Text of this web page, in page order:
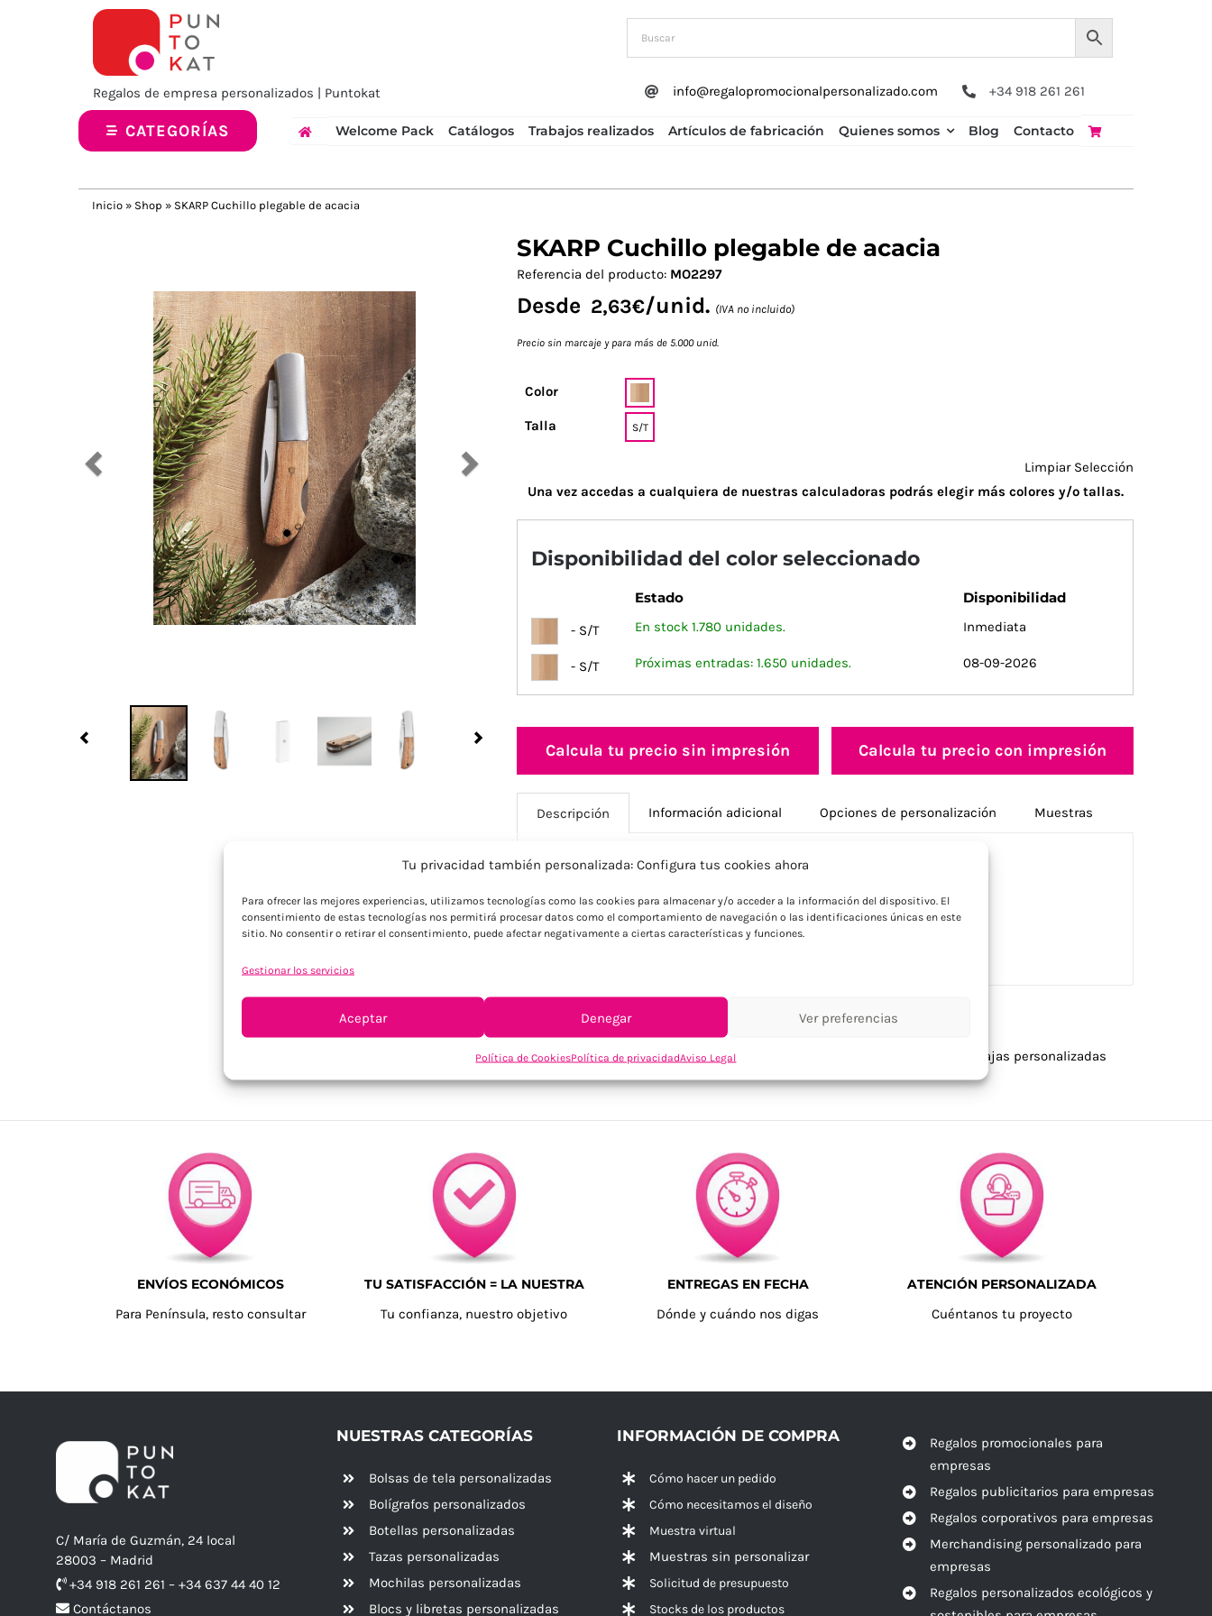
Tu privacidad también personalizada: Configura tus cookies ahora
Para ofrecer las mejores experiencias, utilizamos tecnologías como las cookies para almacenar y/o acceder a la información del dispositivo. El
consentimiento de estas tecnologías nos permitirá procesar datos como el comportamiento de navegación o las identificaciones únicas en este
sitio. No consentir o retirar el consentimiento, puede afectar negativamente a ciertas características y funciones.
Gestionar los servicios
Aceptar Denegar Ver preferencias
Política de CookiesPolítica de privacidadAviso Legal
Regalos de empresa personalizados | Puntokat info@regalopromocionalpersonalizado.com +34 918 261 261
CATEGORÍAS Welcome Pack Catálogos Trabajos realizados Artículos de fabricación Quienes somos Blog Contacto
Inicio » Shop » SKARP Cuchillo plegable de acacia
Previous
SKARP Cuchillo plegable de acacia
Referencia del producto: MO2297
Desde 2,63€/unid. (IVA no incluido)
Precio sin marcaje y para más de 5.000 unid.
Color
Talla S/T
Limpiar Selección
Una vez accedas a cualquiera de nuestras calculadoras podrás elegir más colores y/o tallas.
Disponibilidad del color seleccionado
Estado Disponibilidad
- S/T En stock 1.780 unidades. Inmediata
- S/T Próximas entradas: 1.650 unidades. 08-09-2026
Calcula tu precio sin impresión Calcula tu precio con impresión
Descripción Información adicional Opciones de personalización Muestras
Navaja plegable de acero inoxidable con mango de madera de acacia.
SKU:MO2297-40
Categorías:Cocina / Bodega,Herramientas, bricolaje y automóvil Navajas personalizadas
ENVÍOS ECONÓMICOS
Para Península, resto consultar
TU SATISFACCIÓN = LA NUESTRA
Tu confianza, nuestro objetivo
ENTREGAS EN FECHA
Dónde y cuándo nos digas
ATENCIÓN PERSONALIZADA
Cuéntanos tu proyecto
C/ María de Guzmán, 24 local
28003 – Madrid
+34 918 261 261 – +34 637 44 40 12
Contáctanos
NUESTRAS CATEGORÍAS
Bolsas de tela personalizadas
Bolígrafos personalizados
Botellas personalizadas
Tazas personalizadas
Mochilas personalizadas
Blocs y libretas personalizadas
INFORMACIÓN DE COMPRA
Cómo hacer un pedido
Cómo necesitamos el diseño
Muestra virtual
Muestras sin personalizar
Solicitud de presupuesto
Stocks de los productos
Regalos promocionales para
empresas
Regalos publicitarios para empresas
Regalos corporativos para empresas
Merchandising personalizado para
empresas
Regalos personalizados ecológicos y